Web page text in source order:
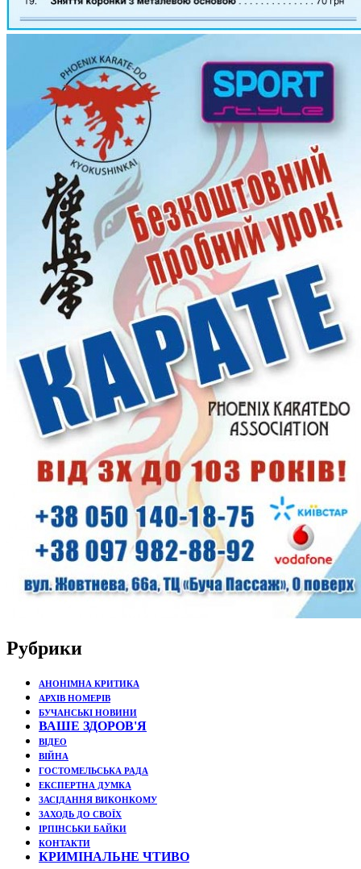
Рубрики
АНОНІМНА КРИТИКА
АРХІВ НОМЕРІВ
БУЧАНСЬКІ НОВИНИ
ВАШЕ ЗДОРОВ'Я
ВІДЕО
ВІЙНА
ГОСТОМЕЛЬСЬКА РАДА
ЕКСПЕРТНА ДУМКА
ЗАСІДАННЯ ВИКОНКОМУ
ЗАХОДЬ ДО СВОЇХ
ІРПІНСЬКИ БАЙКИ
КОНТАКТИ
КРИМІНАЛЬНЕ ЧТИВО